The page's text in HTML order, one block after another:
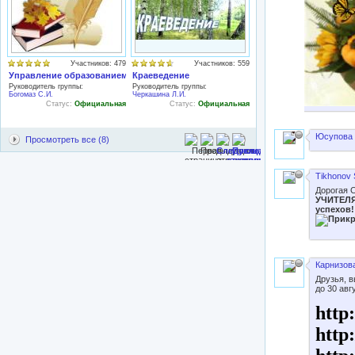
Участников: 479
Управление образованием
Руководитель группы:
Богомаз С.И.
Статус: Официальная
Участников: 559
Краеведение
Руководитель группы:
Черкашина Л.И.
Статус: Официальная
Просмотреть все (8) Юсупова
Tikhonov
Дорогая
Друзья,
до 30